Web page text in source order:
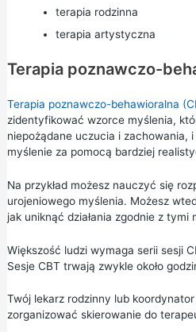
terapia rodzinna
terapia artystyczna
Terapia poznawczo-
Terapia poznawczo-behawioralna
zidentyfikować wzorce myślenia,
niepożądane uczucia i zachowania,
myślenie za pomocą bardziej
Na przykład możesz nauczyć się
urojeniowego myślenia. Możesz
jak uniknąć działania zgodnie z tymi
Większość ludzi wymaga serii sesji
Sesje CBT trwają zwykle około
Twój lekarz rodzinny lub
zorganizować skierowanie do